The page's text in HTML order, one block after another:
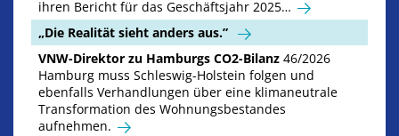
ihren Bericht für das Geschäftsjahr 2025…
„Die Realität sieht anders aus.”
VNW-Direktor zu Hamburgs CO2-Bilanz 46/2026
Hamburg muss Schleswig-Holstein folgen und
ebenfalls Verhandlungen über eine klimaneutrale
Transformation des Wohnungsbestandes
aufnehmen.